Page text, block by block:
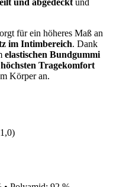
und abgedeckt und
für ein höheres Maß an
im Intimbereich. Dank
elastischen Bundgummi
höchsten Tragekomfort
Körper an.